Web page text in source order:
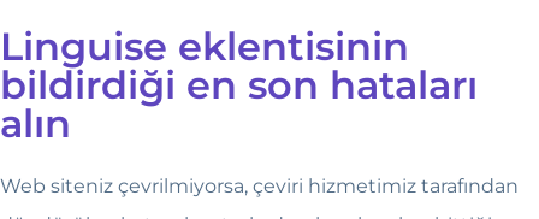
Linguise eklentisinin
bildirdiği en son hataları
alın
Web siteniz çevrilmiyorsa, çeviri hizmetimiz tarafından